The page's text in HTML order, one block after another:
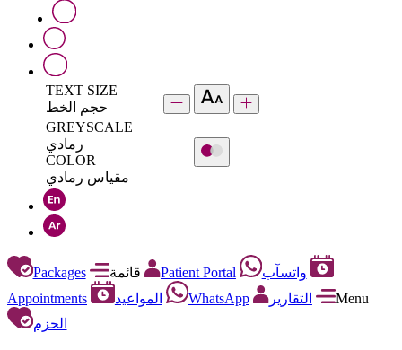
TEXT SIZE
حجم الخط
GREYSCALE
رمادي
COLOR
مقياس رمادي
Packages Patient Portal
واتسآب
Appointments
المواعيد WhatsApp التقارير
Menu
الحزم